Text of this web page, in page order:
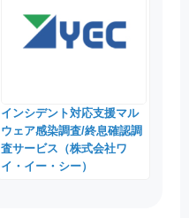
インシデント対応支援マル
ウェア感染調査/終息確認調
査サービス（株式会社ワ
イ・イー・シー）